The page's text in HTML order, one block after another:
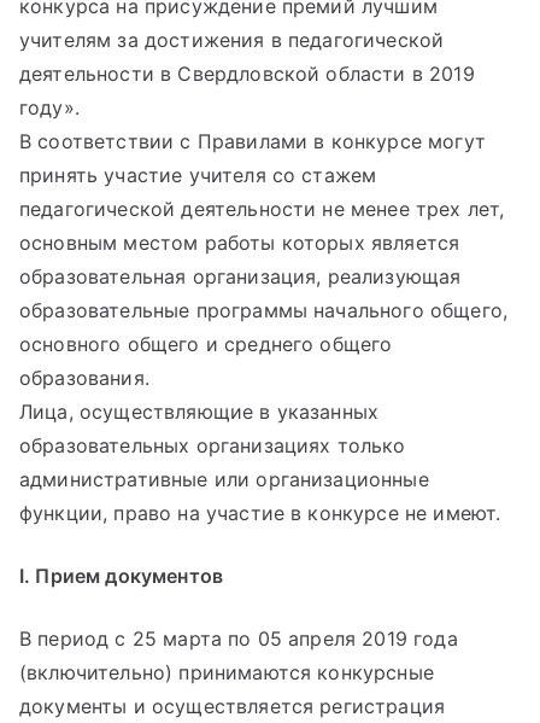
конкурса на присуждение премий лучшим
учителям за достижения в педагогической
деятельности в Свердловской области в 2019
году».
В соответствии с Правилами в конкурсе могут
принять участие учителя со стажем
педагогической деятельности не менее трех лет,
основным местом работы которых является
образовательная организация, реализующая
образовательные программы начального общего,
основного общего и среднего общего
образования.
Лица, осуществляющие в указанных
образовательных организациях только
административные или организационные
функции, право на участие в конкурсе не имеют.
I. Прием документов
В период с 25 марта по 05 апреля 2019 года
(включительно) принимаются конкурсные
документы и осуществляется регистрация